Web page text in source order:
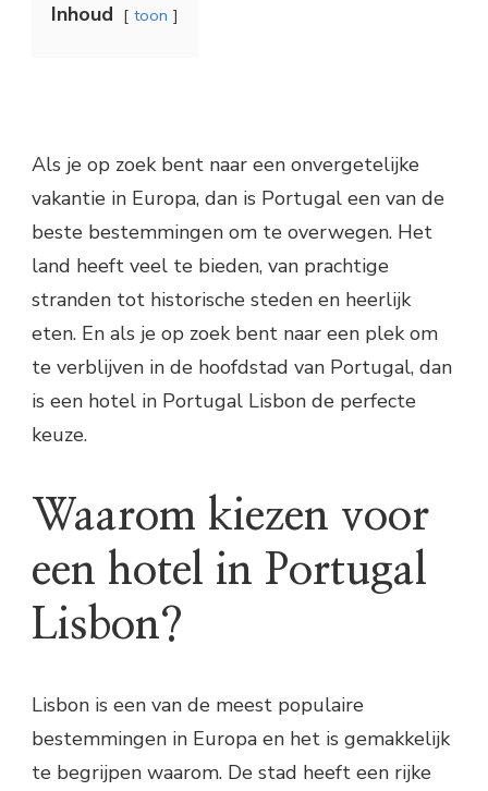
Inhoud toon
Als je op zoek bent naar een onvergetelijke
vakantie in Europa, dan is Portugal een van de
beste bestemmingen om te overwegen. Het
land heeft veel te bieden, van prachtige
stranden tot historische steden en heerlijk
eten. En als je op zoek bent naar een plek om
te verblijven in de hoofdstad van Portugal, dan
is een hotel in Portugal Lisbon de perfecte
keuze.
Waarom kiezen voor
een hotel in Portugal
Lisbon?
Lisbon is een van de meest populaire
bestemmingen in Europa en het is gemakkelijk
te begrijpen waarom. De stad heeft een rijke